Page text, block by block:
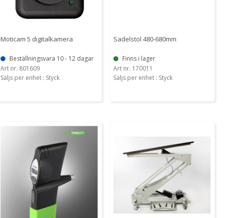
Moticam 5 digitalkamera
Beställningsvara 10 - 12 dagar
Art nr. 801609
Säljs per enhet : Styck
Sadelstol 480-680mm
Finns i lager
Art nr. 170011
Säljs per enhet : Styck